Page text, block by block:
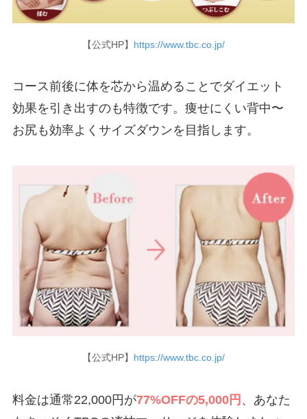
【公式HP】 https://www.tbc.co.jp/
コース前後に体を芯から温めることでダイエット
効果を引き出すのも特徴です。痩せにくい背中〜
お尻も効率よくサイズダウンを目指します。
【公式HP】 https://www.tbc.co.jp/
料金は通常22,000円が77%OFFの5,000円 、あなた